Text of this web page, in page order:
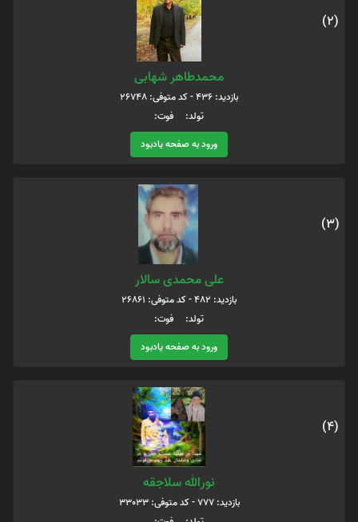
(2)
محمدطاهر شهابی
بازدید: 436 - کد متوفی: 26748
تولد: فوت:
ورود به صفحه یادبود
(3)
علی محمدی سالار
بازدید: 482 - کد متوفی: 26861
تولد: فوت:
ورود به صفحه یادبود
(4)
نورالله سلاجقه
بازدید: 777 - کد متوفی: 33033